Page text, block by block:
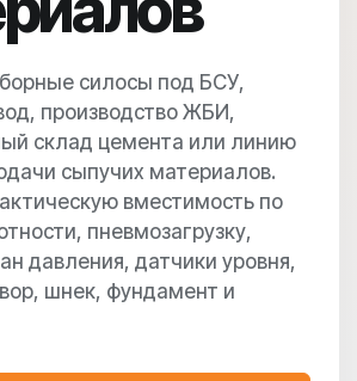
силосы под БСУ,
производство ЖБИ,
склад цемента или линию
сыпучих материалов.
вместимость по
пневмозагрузку,
давления, датчики уровня,
шнек, фундамент и